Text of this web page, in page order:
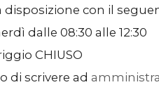
disposizione con il
dalle 08:30 alle 12:30
CHIUSO
di scrivere ad